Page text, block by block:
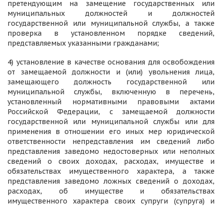
претендующим на замещение государственных или
муниципальных должностей и должностей
государственной или муниципальной службы, а также
проверка в установленном порядке сведений,
представляемых указанными гражданами;
4) установление в качестве основания для освобождения
от замещаемой должности и (или) увольнения лица,
замещающего должность государственной или
муниципальной службы, включенную в перечень,
установленный нормативными правовыми актами
Российской Федерации, с замещаемой должности
государственной или муниципальной службы или для
применения в отношении его иных мер юридической
ответственности непредставления им сведений либо
представления заведомо недостоверных или неполных
сведений о своих доходах, расходах, имуществе и
обязательствах имущественного характера, а также
представления заведомо ложных сведений о доходах,
расходах, об имуществе и обязательствах
имущественного характера своих супруги (супруга) и